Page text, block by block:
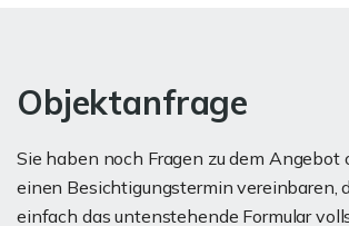
Objektanfrage
Sie haben noch Fragen zu dem Angebot
einen Besichtigungstermin vereinbaren,
einfach das untenstehende Formular